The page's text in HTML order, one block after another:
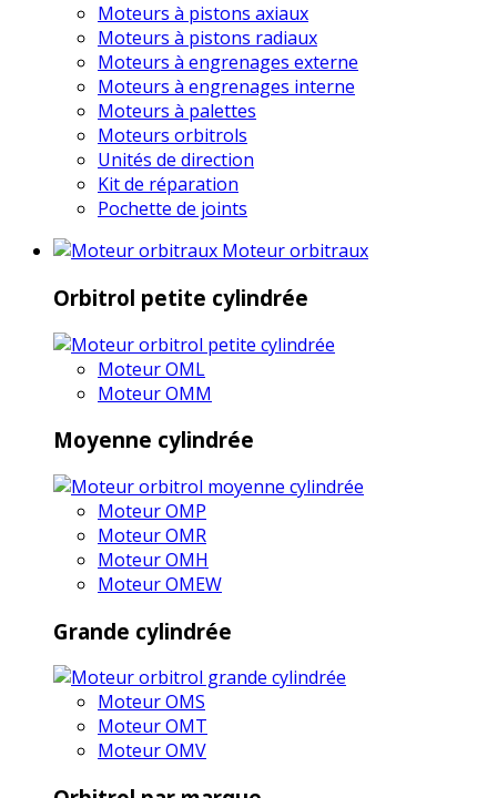
Moteurs à pistons axiaux
Moteurs à pistons radiaux
Moteurs à engrenages externe
Moteurs à engrenages interne
Moteurs à palettes
Moteurs orbitrols
Unités de direction
Kit de réparation
Pochette de joints
Moteur orbitraux
Orbitrol petite cylindrée
Moteur OML
Moteur OMM
Moyenne cylindrée
Moteur OMP
Moteur OMR
Moteur OMH
Moteur OMEW
Grande cylindrée
Moteur OMS
Moteur OMT
Moteur OMV